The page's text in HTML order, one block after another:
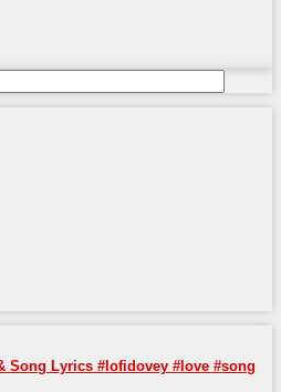
Song Lyrics #lofidovey #love #song